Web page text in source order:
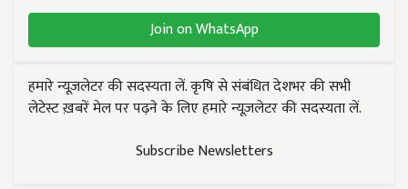
Join on WhatsApp
हमारे न्यूज़लेटर की सदस्यता लें. कृषि से संबंधित देशभर की सभी
लेटेस्ट ख़बरें मेल पर पढ़ने के लिए हमारे न्यूज़लेटर की सदस्यता लें.
Subscribe Newsletters